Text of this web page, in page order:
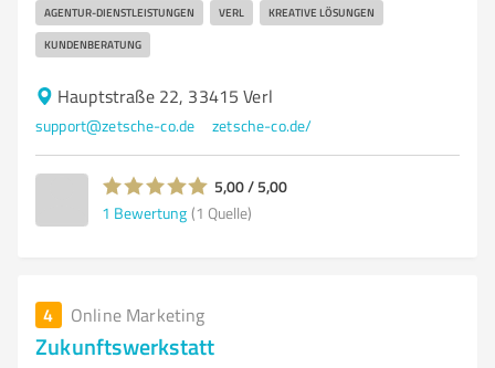
AGENTUR-DIENSTLEISTUNGEN VERL KREATIVE LÖSUNGEN
KUNDENBERATUNG
Hauptstraße 22, 33415 Verl
support@zetsche-co.de zetsche-co.de/
5,00 / 5,00
1 Bewertung (1 Quelle)
4 Online Marketing
Zukunftswerkstatt